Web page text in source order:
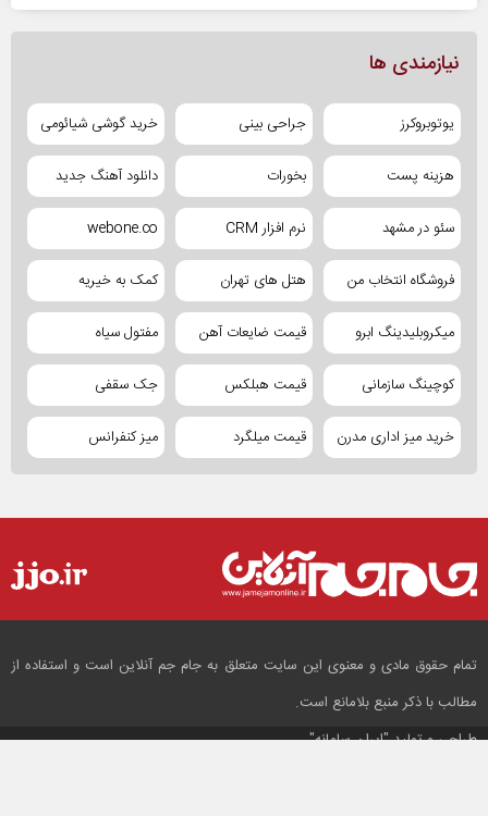
نیازمندی ها
یوتوبروکرز جراحی بینی خرید گوشی شیائومی
هزینه پست بخورات دانلود آهنگ جدید
سئو در مشهد نرم افزار CRM webone.co
فروشگاه انتخاب من هتل های تهران کمک به خیریه
میکروبلیدینگ ابرو قیمت ضایعات آهن مفتول سیاه
کوچینگ سازمانی قیمت هبلکس جک سقفی
خرید میز اداری مدرن قیمت میلگرد میز کنفرانس
تمام حقوق مادی و معنوی این سایت متعلق به جام جم آنلاین است و استفاده از
مطالب با ذکر منبع بلامانع است.
طراحی و تولید"ایران سامانه"